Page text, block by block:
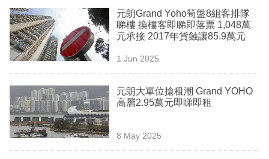
樓
市
理
商
業
科
技
元朗Grand Yoho筍盤8組客排隊
睇樓 換樓客即睇即落票 1,048萬
元承接 2017年貨蝕讓85.9萬元
1 Jun 2025
元朗大單位搶租潮 Grand YOHO
高層2.95萬元即睇即租
8 May 2025